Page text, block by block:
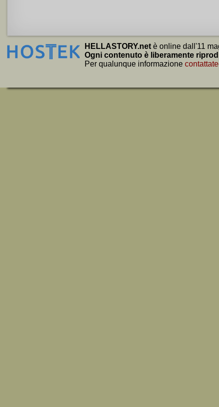
HELLASTORY.net è online dall'11
Ogni contenuto è liberamente
Per qualunque informazione